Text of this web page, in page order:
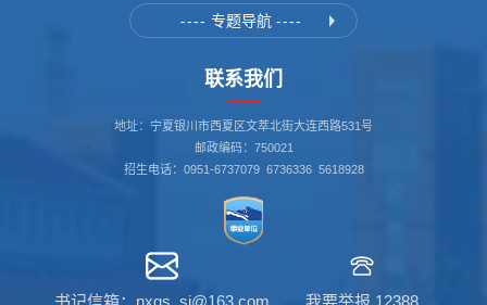
---- 专题导航 ----
联系我们
地址：宁夏银川市西夏区文萃北街大连西路531号
邮政编码：750021
招生电话：0951-6737079 6736336 5618928
书记信箱：nxgs_sj@163.com 我要举报 12388